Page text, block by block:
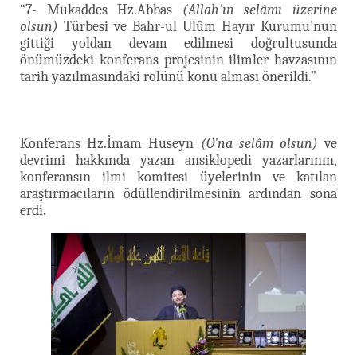
“7- Mukaddes Hz.Abbas (Allah'ın selâmı üzerine
olsun) Türbesi ve Bahr-ul Ulûm Hayır Kurumu’nun
gittiği yoldan devam edilmesi doğrultusunda
önümüzdeki konferans projesinin ilimler havzasının
tarih yazılmasındaki rolünü konu alması önerildi.”
Konferans Hz.İmam Huseyn (O'na selâm olsun) ve
devrimi hakkında yazan ansiklopedi yazarlarının,
konferansın ilmi komitesi üyelerinin ve katılan
araştırmacıların ödüllendirilmesinin ardından sona
erdi.